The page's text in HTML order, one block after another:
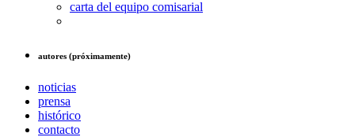
carta del equipo comisarial
autores (próximamente)
noticias
prensa
histórico
contacto